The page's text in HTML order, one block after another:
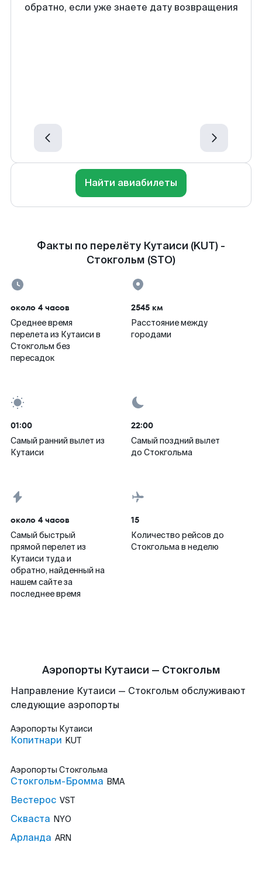
обратно, если уже знаете дату возвращения
Найти авиабилеты
Факты по перелёту Кутаиси (KUT) -
Стокгольм (STO)
около 4 часов
Среднее время
перелета из Кутаиси в
Стокгольм без
пересадок
2545 км
Расстояние между
городами
01:00
Самый ранний вылет из
Кутаиси
22:00
Самый поздний вылет
до Стокгольма
около 4 часов
Самый быстрый
прямой перелет из
Кутаиси туда и
обратно, найденный на
нашем сайте за
последнее время
15
Количество рейсов до
Стокгольма в неделю
Аэропорты Кутаиси — Стокгольм
Направление Кутаиси — Стокгольм обслуживают
следующие аэропорты
Аэропорты Кутаиси
Копитнари KUT
Аэропорты Стокгольма
Стокгольм-Бромма BMA
Вестерос VST
Скваста NYO
Арланда ARN